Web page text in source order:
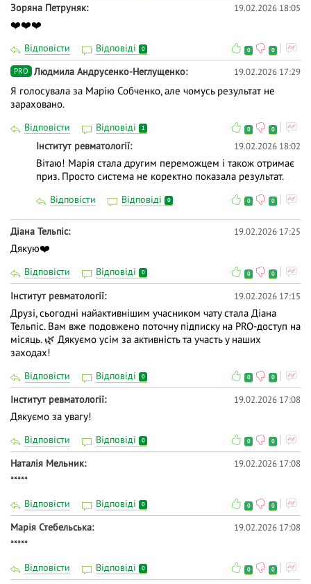
Зоряна Петруняк 19.02.2026 18:05
❤️❤️❤️
Відповісти Відповіді 0 0 0
PRO Людмила Андрусенко-Неглущенко 19.02.2026 17:29
Я голосувала за Марію Собченко, але чомусь результат не
зараховано.
Відповісти Відповіді 1 0 0
Інститут ревматології 19.02.2026 18:02
Вітаю! Марія стала другим переможцем і також отримає
приз. Просто система не коректно показала результат.
Відповісти Відповіді 0 0 0
Діана Тельпіс 19.02.2026 17:25
Дякую❤️
Відповісти Відповіді 0 0 0
Інститут ревматології 19.02.2026 17:15
Друзі, сьогодні найактивнішим учасником чату стала Діана
Тельпіс. Вам вже подовжено поточну підписку на PRO-доступ на
місяць. 🌿 Дякуємо усім за активність та участь у наших
заходах!
Відповісти Відповіді 0 0 0
Інститут ревматології 19.02.2026 17:08
Дякуємо за увагу!
Відповісти Відповіді 0 0 0
Наталія Мельник 19.02.2026 17:08
*****
Відповісти Відповіді 0 0 0
Марія Стебельська 19.02.2026 17:08
*****
Відповісти Відповіді 0 0 0